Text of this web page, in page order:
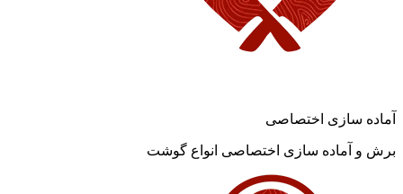
آماده سازی اختصاصی
برش و آماده سازی اختصاصی انواع گوشت